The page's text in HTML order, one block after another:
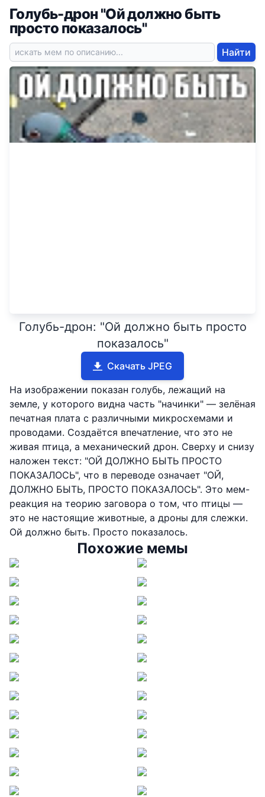
Голубь-дрон "Ой должно быть
просто показалось"
Найти
Голубь-дрон: "Ой должно быть просто
показалось"
Скачать JPEG
На изображении показан голубь, лежащий на
земле, у которого видна часть "начинки" — зелёная
печатная плата с различными микросхемами и
проводами. Создаётся впечатление, что это не
живая птица, а механический дрон. Сверху и снизу
наложен текст: "ОЙ ДОЛЖНО БЫТЬ ПРОСТО
ПОКАЗАЛОСЬ", что в переводе означает "ОЙ,
ДОЛЖНО БЫТЬ, ПРОСТО ПОКАЗАЛОСЬ". Это мем-
реакция на теорию заговора о том, что птицы —
это не настоящие животные, а дроны для слежки.
Ой должно быть. Просто показалось.
Похожие мемы